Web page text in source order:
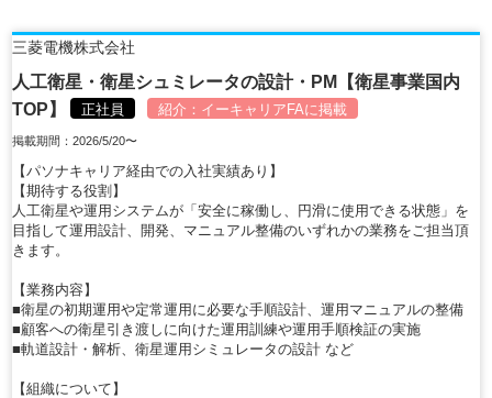
三菱電機株式会社
人工衛星・衛星シュミレータの設計・PM【衛星事業国内
TOP】
正社員 紹介： イーキャリアFAに掲載
掲載期間：2026/5/20〜
【パソナキャリア経由での入社実績あり】
【期待する役割】
人工衛星や運用システムが「安全に稼働し、円滑に使用できる状態」を
目指して運用設計、開発、マニュアル整備のいずれかの業務をご担当頂
きます。
【業務内容】
■衛星の初期運用や定常運用に必要な手順設計、運用マニュアルの整備
■顧客への衛星引き渡しに向けた運用訓練や運用手順検証の実施
■軌道設計・解析、衛星運用シミュレータの設計 など
【組織について】